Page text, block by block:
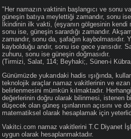
"Her namazın vaktinin başlangıcı ve sonu
güneşin batıya meylettiği zamandır, sonu
İkindinin ilk vakti, (eşyanın gölgesinin kendi
sonu ise, güneşin sarardığı zamandır.
zamandır, sonu da, şafağın kaybolmasıdır.
kaybolduğu andır, sonu ise gece yarısıdır.
zuhuru, sonu ise güneşin doğmasıdır.
(Tirmizi, Salat, 114; Beyhaki;, Sünen-i
Günümüzde yukarıdaki hadis ışığında,
teknolojik araçlar namaz vakitlerinin ve
belirlenmesini mümkün kılmaktadır.
değerlerinin doğru olarak bilinmesi, istenen
düşecek olan güneş ışınlarının açısını ve
matematiksel olarak hesaplamak için
Vakitci.com namaz vakitlerini T.C Diyanet
uygun olarak hesaplanmaktadır.